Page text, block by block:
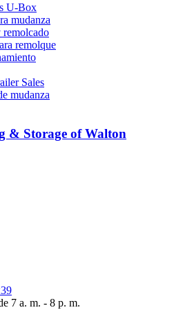
U-Box
mudanza
remolcado
remolque
Sales
mudanza
& Storage of Walton
7 a. m. - 8 p. m.